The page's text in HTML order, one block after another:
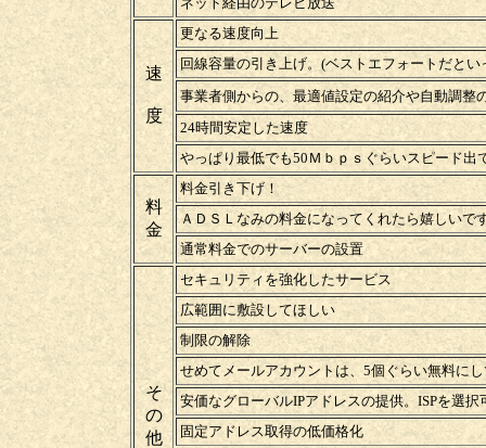
速
度
更なる速度向上
回線容量の引き上げ。(ベストエフォートだとい
事業者側からの、最適値設定の紹介や自動調整
24時間安定した速度
やっぱり最低でも50Ｍｂｐｓぐらいスピード出
料
金
料金引き下げ！
ＡＤＳＬなみの料金になってくれたら嬉しいで
通常料金でのサーバーの設置
そ
の
他
セキュリティを強化したサービス
広範囲に敷設してほしい
制限の解除
せめてメールアカウントは、5個ぐらい無料に
安価なグローバルIPアドレスの提供。ISPを選択
固定アドレス取得の低価格化